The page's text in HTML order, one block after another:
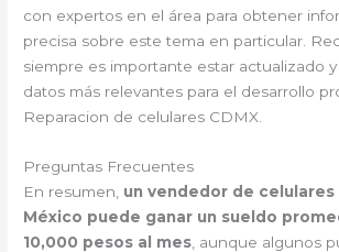
con expertos en el área para obtener
precisa sobre este tema en particular.
siempre es importante estar actualizado
datos más relevantes para el desarrollo
Reparacion de celulares CDMX.
Preguntas Frecuentes
En resumen, un vendedor de celulares
México puede ganar un sueldo
10,000 pesos al mes , aunque algunos